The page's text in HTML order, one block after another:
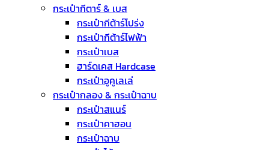
กระเป๋ากีตาร์ & เบส
กระเป๋ากีต้าร์โปร่ง
กระเป๋ากีต้าร์ไฟฟ้า
กระเป๋าเบส
ฮาร์ดเคส Hardcase
กระเป๋าอูคูเลเล่
กระเป๋ากลอง & กระเป๋าฉาบ
กระเป๋าสแนร์
กระเป๋าคาฮอน
กระเป๋าฉาบ